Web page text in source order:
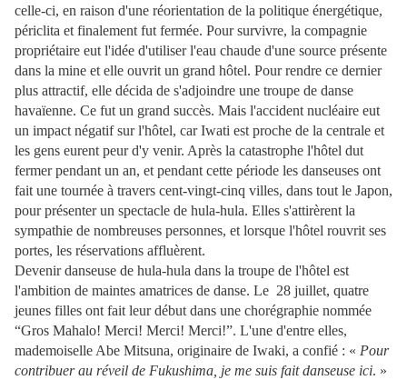
celle-ci, en raison d'une réorientation de la politique énergétique,
périclita et finalement fut fermée. Pour survivre, la compagnie
propriétaire eut l'idée d'utiliser l'eau chaude d'une source présente
dans la mine et elle ouvrit un grand hôtel. Pour rendre ce dernier
plus attractif, elle décida de s'adjoindre une troupe de danse
havaïenne. Ce fut un grand succès. Mais l'accident nucléaire eut
un impact négatif sur l'hôtel, car Iwati est proche de la centrale et
les gens eurent peur d'y venir. Après la catastrophe l'hôtel dut
fermer pendant un an, et pendant cette période les danseuses ont
fait une tournée à travers cent-vingt-cinq villes, dans tout le Japon,
pour présenter un spectacle de hula-hula. Elles s'attirèrent la
sympathie de nombreuses personnes, et lorsque l'hôtel rouvrit ses
portes, les réservations affluèrent.
Devenir danseuse de hula-hula dans la troupe de l'hôtel est
l'ambition de maintes amatrices de danse. Le 28 juillet, quatre
jeunes filles ont fait leur début dans une chorégraphie nommée
“Gros Mahalo! Merci! Merci! Merci!”. L'une d'entre elles,
mademoiselle Abe Mitsuna, originaire de Iwaki, a confié : « Pour
contribuer au réveil de Fukushima, je me suis fait danseuse ici. »